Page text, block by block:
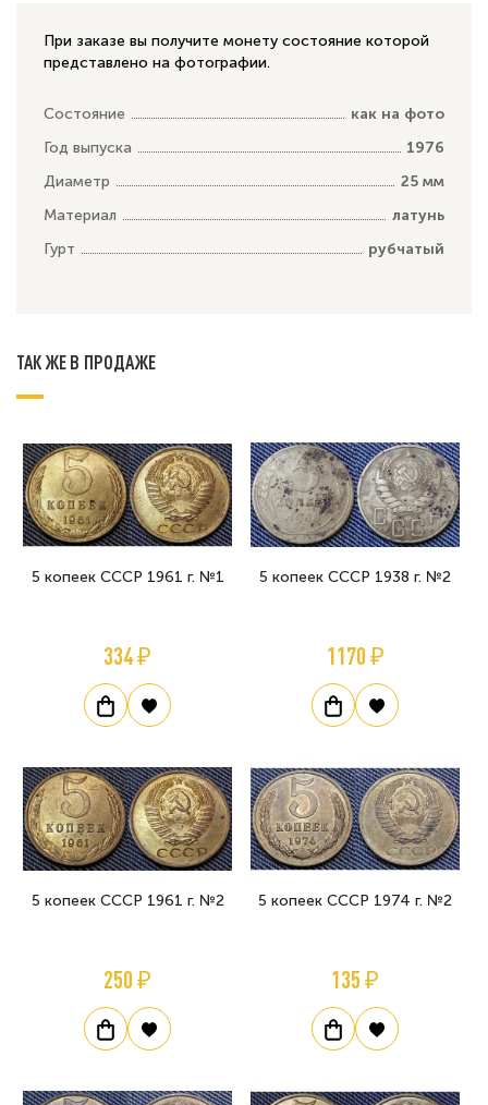
При заказе вы получите монету состояние которой
представлено на фотографии.
Состояние
как на фото
Год выпуска
1976
Диаметр
25 мм
Материал
латунь
Гурт
рубчатый
ТАК ЖЕ В ПРОДАЖЕ
5 копеек СССР 1961 г. №1
334 ₽
5 копеек СССР 1938 г. №2
1170 ₽
5 копеек СССР 1961 г. №2
250 ₽
5 копеек СССР 1974 г. №2
135 ₽